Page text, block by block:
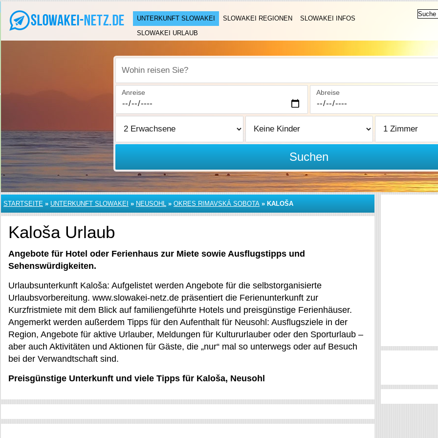
UNTERKUNFT SLOWAKEI SLOWAKEI REGIONEN
SLOWAKEI INFOS
SLOWAKEI URLAUB
Wohin reisen Sie?
Anreise Abreise
Suchen
STARTSEITE » UNTERKUNFT SLOWAKEI » NEUSOHL » OKRES RIMAVSKÁ SOBOTA » KALOŠA
Kaloša Urlaub
Angebote für Hotel oder Ferienhaus zur Miete sowie Ausflugstipps und
Sehenswürdigkeiten.
Urlaubsunterkunft Kaloša: Aufgelistet werden Angebote für die selbstorganisierte
Urlaubsvorbereitung. www.slowakei-netz.de präsentiert die Ferienunterkunft zur
Kurzfristmiete mit dem Blick auf familiengeführte Hotels und preisgünstige Ferienhäuser.
Angemerkt werden außerdem Tipps für den Aufenthalt für Neusohl: Ausflugsziele in der
Region, Angebote für aktive Urlauber, Meldungen für Kultururlauber oder den Sporturlaub –
aber auch Aktivitäten und Aktionen für Gäste, die „nur“ mal so unterwegs oder auf Besuch
bei der Verwandtschaft sind.
Preisgünstige Unterkunft und viele Tipps für Kaloša, Neusohl